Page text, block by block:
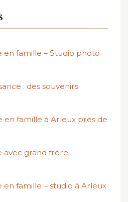
en famille – Studio photo
: des souvenirs
en famille à Arleux près de
avec grand frère –
en famille – studio à Arleux